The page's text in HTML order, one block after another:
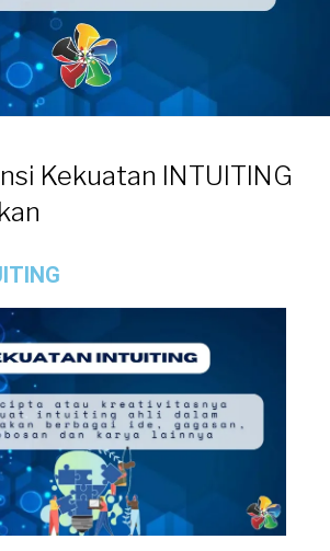
Kekuatan INTUITING